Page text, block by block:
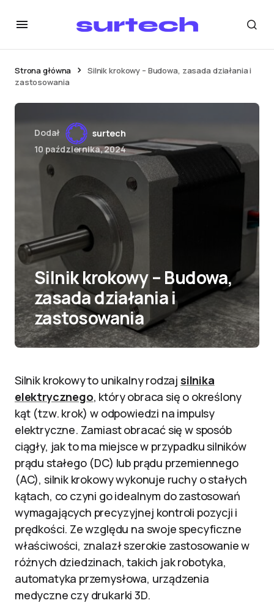
Strona główna
Silnik krokowy – Budowa, zasada działania i
zastosowania
Dodał
surtech
10 października, 2024
Silnik krokowy – Budowa,
zasada działania i
zastosowania
Silnik krokowy to unikalny rodzaj silnika
elektrycznego, który obraca się o określony
kąt (tzw. krok) w odpowiedzi na impulsy
elektryczne. Zamiast obracać się w sposób
ciągły, jak to ma miejsce w przypadku silników
prądu stałego (DC) lub prądu przemiennego
(AC), silnik krokowy wykonuje ruchy o stałych
kątach, co czyni go idealnym do zastosowań
wymagających precyzyjnej kontroli pozycji i
prędkości. Ze względu na swoje specyficzne
właściwości, znalazł szerokie zastosowanie w
różnych dziedzinach, takich jak robotyka,
automatyka przemysłowa, urządzenia
medyczne czy drukarki 3D.